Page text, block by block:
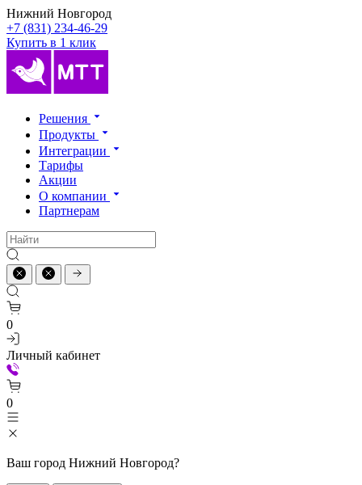
Нижний Новгород
+7 (831) 234-46-29
Купить в 1 клик
Решения
Продукты
Интеграции
Тарифы
Акции
О компании
Партнерам
0
Личный кабинет
0
Ваш город Нижний Новгород?